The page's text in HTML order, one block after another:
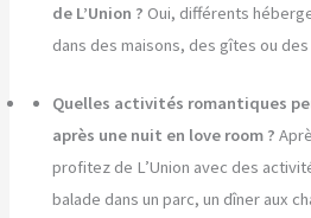
de L’Union ? Oui, différents
dans des maisons, des gîtes ou
Quelles activités romantiques
après une nuit en love room ?
profitez de L’Union avec des
balade dans un parc, un dîner aux